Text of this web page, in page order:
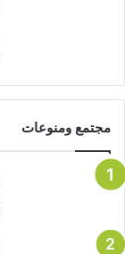
مجتمع ومنوعات